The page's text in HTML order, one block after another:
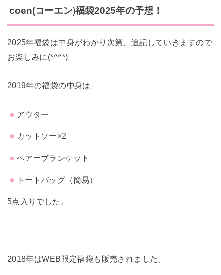
coen(コーエン)福袋2025年の予想！
2025年福袋は中身がわかり次第、追記していきますので
お楽しみに(*^^*)
2019年の福袋の中身は
アウター
カットソー×2
ベアーブランケット
トートバッグ（簡易）
5点入りでした。
2018年はWEB限定福袋も販売されました。